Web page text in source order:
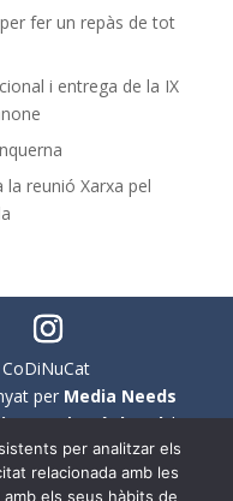
per fer un repàs de tot
i entrega de la IX
la reunió Xarxa pel
per Media Needs
|Avís legal|
per analitzar els
relacionada amb les
els seus hàbits de